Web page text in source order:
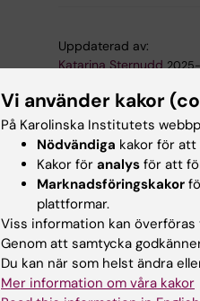
Uppdaterad av:
Katarina Sternudd
Dela
Relaterade
Vi använder kakor
På Karolinska Institutets
Nödvändiga kakor för
Kakor för analys för att
Marknadsföringskakor
plattformar.
Viss information kan överföras
Genom att samtycka
Du kan när som helst ändra
Mer information om våra kakor